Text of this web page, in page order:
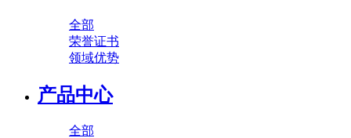
全部
荣誉证书
领域优势
产品中心
全部